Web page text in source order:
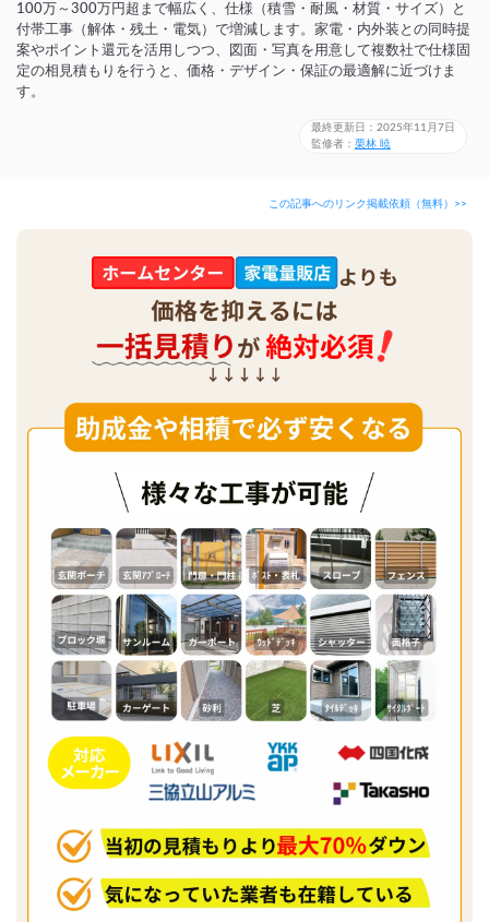
100万～300万円超まで幅広く、仕様（積雪・耐風・材質・サイズ）と
付帯工事（解体・残土・電気）で増減します。家電・内外装との同時提
案やポイント還元を活用しつつ、図面・写真を用意して複数社で仕様固
定の相見積もりを行うと、価格・デザイン・保証の最適解に近づけま
す。
最終更新日：2025年11月7日
監修者： 栗林 暁
この記事へのリンク掲載依頼（無料）>>